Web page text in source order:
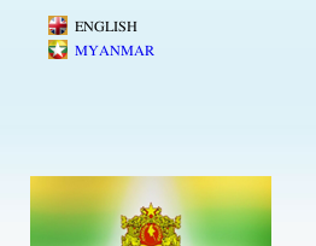
Skip to main content
ENGLISH
MYANMAR